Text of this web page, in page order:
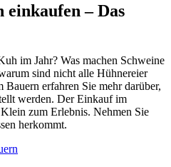
– Das
im Jahr? Was machen Schweine
sind nicht alle Hühnereier
erfahren Sie mehr darüber,
werden. Der Einkauf im
zum Erlebnis. Nehmen Sie
herkommt.